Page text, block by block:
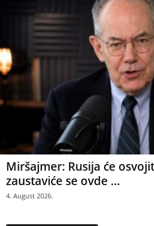
Miršajmer: Rusija će
zaustaviće se ovde …
4. August 2026.